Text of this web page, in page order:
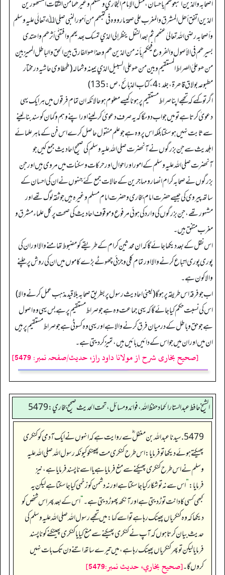
أصحابه و الذین اتبعوھم بإحسان، مثل الإمام البخاري و مسلم وغیر ھما من الثّقات المشھور ین
الذین اتفق أھل المشرق و المغرب علی صحة مارووہ في کتبھم من أمور النبي صلی اﷲ تعالٰی علیه وسلم
و أصحابه رضي اللہ تعالیٰ عنھم ثم بعد النقل ینظر إلی الذي تمسك بھدیھم و افتفٰی أثرھم واھتدی
بسیرھم في الأصول و الفروع فیحکم بأنه من الذین ھم وھذا ھو الفارق بین الحق والباطل الممیز بین
من ھو علیٰ الصراط المستقیم و بین من ھو علی السبیل الذي یمینه و شماله (طحطاوی حاشیہ در مختار
مطبوعہ بولاق قاھرة، جلد: 4، کتاب الذبائح، ص: 135)
اگر تو کہے کہ تجھے اپنا صراط مستقیم پر ہونا کیسے معلوم ہو حالانکہ ان تمام فرقوں میں ہر ایک یہی
دعویٰ کرتا ہے تو میں جواب دوںگا کہ یہ صرف دعویٰ کر لینے اور اپنے وہم و گمان کو سند بنا لینے
سے ثابت نہیں ہو سکتا بلکہ اس پر وہ ہے جو علم منقول حاصل کرے اس فن کے ماہر علمائے
اہلحدیث سے جن بزرگوں نے آنحضرت صلی اللہ علیہ وسلم کی صحیح احادیث جمع کیں جو
آنحضرت صلی اللہ علیہ وسلم کے امور اور احوال اور حرکات و سکنات میں مروی ہیں اور جن
بزرگوں نے صحابہ کرام انصار و مہاجرین کے حالات جمع کئے جنہوں نے ان کی احسان کے
ساتھ پیروی کی جیسے حضرت امام بخاری و حضرت امام مسلم وغیرہ ہیں جو ثقہ لوگ تھے اور
مشہور تھے، جن بزرگوں کی وارد کی ہوئی مرفوع و موقوف احادیث کی صحت پر کل علماء مشرق و
مغرب متفق ہیں۔
اس نقل کے بعد دیکھا جائے گا کہ ان محدثین کرام کے طریقے کو مضبوط تھامنے والا اور ان کی
پوری پوری اتباع کرنے والا اور تمام کلی و جزئی چھوٹے بڑے کاموں میں ان کی روش پر چلنے
والا کون ہے۔
اب جو فرقہ اس طریقہ پر ہوگا (یعنی احادیث رسول پر بطریق صحابہ بلا قید مذہب عمل کرنے والا)
اس کی نسبت حکم کیا جائے گا کہ یہی جماعت وہ ہے جو صراط مستقیم پر ہے بس یہی وہ اصول
ہے جو حق و باطل کے درمیان فرق کرنے والا ہے اوریہی وہ کسوٹی ہے جو صراط مستقیم پر ہیں
ان میں اوران میں جو اس کے دائیں بائیں ہیں، تمیز کر دیتی ہے۔
[صحیح بخاری شرح از مولانا داود راز، حدیث/صفحہ نمبر: 5479]
الشيخ حافط عبدالستار الحماد حفظ الله، فوائد و مسائل، تحت الحديث صحيح بخاري:5479
5479. سیدنا عبداللہ بن مغفل ؓ سے روایت ہے کہ انہوں نے ایک آدمی کو کنکری
پھیکتے ہوئے دیکھا تو فرمایا: اس طرح کنکری مت پھینکو کیونکہ رسول اللہ صلی اللہ علیہ
وسلم نے اس طرح کنکری پھیکنے سے منع فرمایا ہے یا اسے ناپسند فرمایا ہے، نیز
فرمایا:”اس سے نہ تو شکار کیا جاسکتا ہے اور نہ دشمن کو زخمی کیا جا سکتا ہے لیکن یہ
کبھی کسی کا دانت توڑ دیتی ہے اور آنکھ پھوڑ دیتی ہے۔“اس کے بعد پھر اس شخص کو
دیکھا کہ وہ کنکریاں پھینک رہا ہے تو اسے کہا: میں تجھے رسول اللہ صلی اللہ علیہ وسلم کی
حدیث بیان کرتا ہوں کہ آپ نے کنکری پھیکنےسے منع کیا یا کنکری پھینکنے کو ناپسند
فرمایا لیکن تو پھر کنکریاں پھینک رہا ہے، میں تیرے ساتھ اتنے دن تک بات نہیں
کروں گا۔[صحيح بخاري، حديث نمبر:5479]